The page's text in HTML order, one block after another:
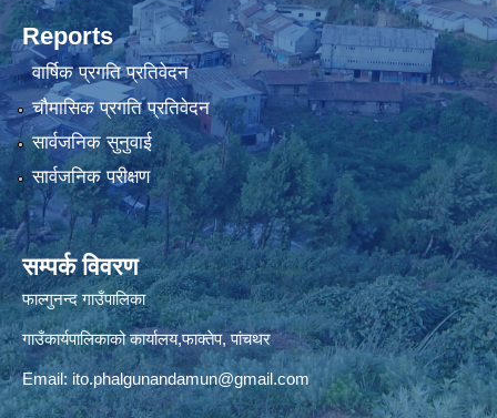
Reports
वार्षिक प्रगति प्रतिवेदन
चौमासिक प्रगति प्रतिवेदन
सार्वजनिक सुनुवाई
सार्वजनिक परीक्षण
सम्पर्क विवरण
फाल्गुनन्द गाउँपालिका
गाउँकार्यपालिकाको कार्यालय,फाक्तेप, पांचथर
Email: ito.phalgunandamun@gmail.com